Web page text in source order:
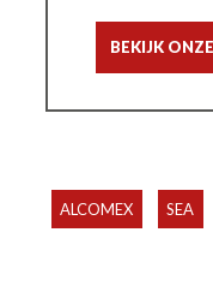
BEKIJK
ALCOMEX SEA